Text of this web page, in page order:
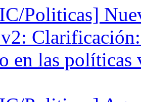
Politicas]
en las